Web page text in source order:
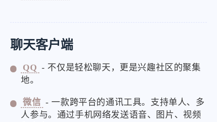
聊天客户端
QQ - 不仅是轻松聊天，更是兴趣社区的聚集
地。
微信 - 一款跨平台的通讯工具。支持单人、多
人参与。通过手机网络发送语音、图片、视频